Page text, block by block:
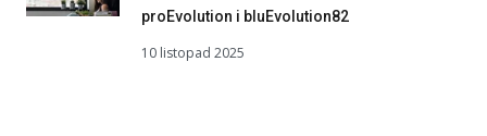
proEvolution i bluEvolution82
10 listopad 2025